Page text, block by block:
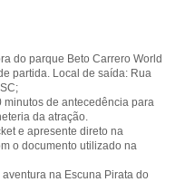
de la región de Penha y
do parque Beto Carrero World
partida. Local de saída: Rua
minutos de antecedência para
da atração.
e apresente direto na
o documento utilizado na
na Escuna Pirata do